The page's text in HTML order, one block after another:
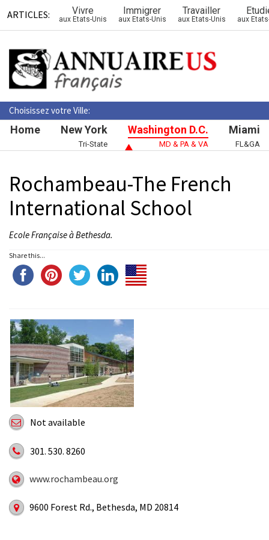
ARTICLES: Vivre
aux Etats-Unis
Immigrer
aux Etats-Unis
Travailler
aux Etats-Unis aux
Choisissez votre Ville:
Home New York
Tri-State
Washington D.C.
MD & PA & VA
Miami
FL&GA
Rochambeau-The French
International School
Ecole Française à Bethesda.
Share this...
Not available
301. 530. 8260
www.rochambeau.org
9600 Forest Rd., Bethesda, MD 20814